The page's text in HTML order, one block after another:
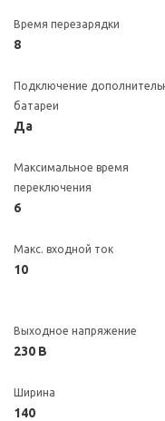
Время перезарядки
8
Подключение
батареи
Да
Максимальное время
переключения
6
Макс. входной ток
10
Выходное напряжение
230 В
Ширина
140